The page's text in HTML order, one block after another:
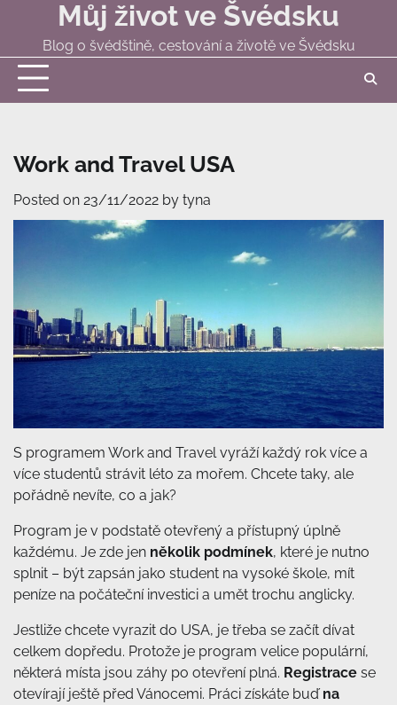
content
Můj život ve Švédsku
Blog o švédštině, cestování a životě ve Švédsku
Work and Travel USA
Posted on 23/11/2022 by tyna
S programem Work and Travel vyráží každý rok více a
více studentů strávit léto za mořem. Chcete taky, ale
pořádně nevíte, co a jak?
Program je v podstatě otevřený a přístupný úplně
každému. Je zde jen několik podmínek, které je nutno
splnit – být zapsán jako student na vysoké škole, mít
peníze na počáteční investici a umět trochu anglicky.
Jestliže chcete vyrazit do USA, je třeba se začít dívat
celkem dopředu. Protože je program velice populární,
některá místa jsou záhy po otevření plná. Registrace se
otevírají ještě před Vánocemi. Práci získáte buďna